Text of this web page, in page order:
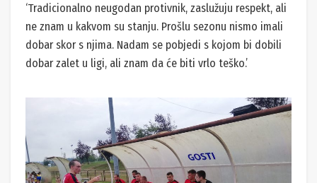
‘Tradicionalno neugodan protivnik, zaslužuju respekt, ali
ne znam u kakvom su stanju. Prošlu sezonu nismo imali
dobar skor s njima. Nadam se pobjedi s kojom bi dobili
dobar zalet u ligi, ali znam da će biti vrlo teško.’